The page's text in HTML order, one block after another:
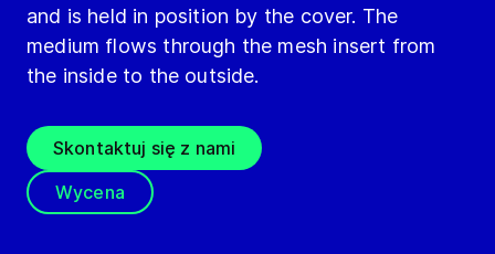
and is held in position by the cover. The
medium flows through the mesh insert from
the inside to the outside.
Skontaktuj się z nami
Wycena